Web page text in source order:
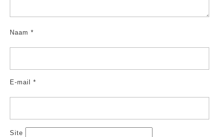
Naam *
E-mail *
Site